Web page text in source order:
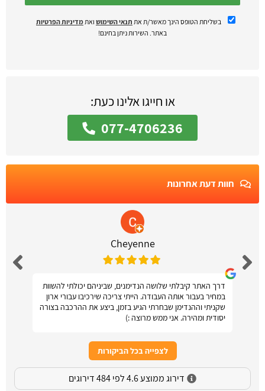
בשליחת הטופס הינך מאשר/ת את תנאי השימוש ואת מדיניות הפרטיות
באתר. השירות ניתן בחינם!
או חייגו אלינו כעת:
077-4706236
חוות דעת אחרונות
Cheyenne
דרך האתר קיבלתי שלושה הנדימנים, שביניהם יכולתי להשוות
במחיר בעבור אותה העבודה. הייתי צריכה שירכיבו עבורי ארון
שקניתי וההנדימן שבחרתי הגיע בזמן, ביצע את ההרכבה בצורה
יסודית ומהירה. אני ממש מרוצה :)
לצפייה בכל הביקורות
דירוג ממוצע 4.6 לפי 484 דירוגים